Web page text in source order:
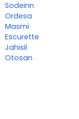
Sodeinn
Ordesa
Masmi
Escurette
Jahisil
Otosan